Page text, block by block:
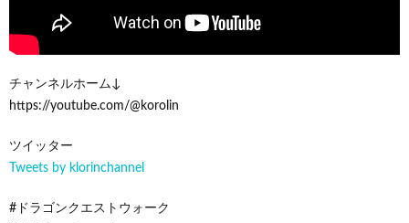
チャンネルホーム↓
https://youtube.com/@korolin
ツイッター
Tweets by klorinchannel
#ドラゴンクエストウォーク